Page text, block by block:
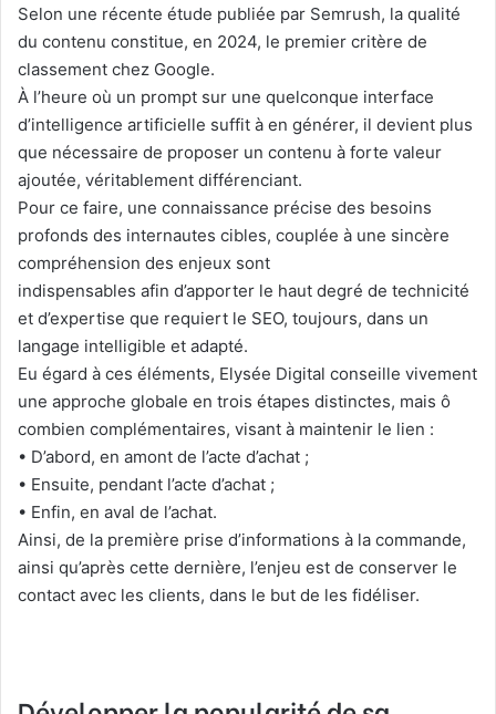
Selon une récente étude publiée par Semrush, la qualité
du contenu constitue, en 2024, le premier critère de
classement chez Google.
À l’heure où un prompt sur une quelconque interface
d’intelligence artificielle suffit à en générer, il devient plus
que nécessaire de proposer un contenu à forte valeur
ajoutée, véritablement différenciant.
Pour ce faire, une connaissance précise des besoins
profonds des internautes cibles, couplée à une sincère
compréhension des enjeux sont
indispensables afin d’apporter le haut degré de technicité
et d’expertise que requiert le SEO, toujours, dans un
langage intelligible et adapté.
Eu égard à ces éléments, Elysée Digital conseille vivement
une approche globale en trois étapes distinctes, mais ô
combien complémentaires, visant à maintenir le lien :
• D’abord, en amont de l’acte d’achat ;
• Ensuite, pendant l’acte d’achat ;
• Enfin, en aval de l’achat.
Ainsi, de la première prise d’informations à la commande,
ainsi qu’après cette dernière, l’enjeu est de conserver le
contact avec les clients, dans le but de les fidéliser.